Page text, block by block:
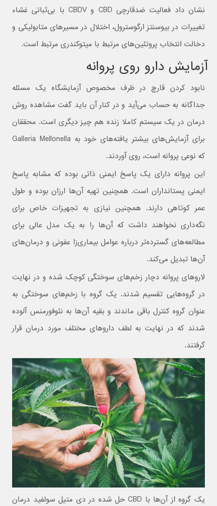
نشان داد فعالیت ضدقارچی CBD و CBDV با بی‌ثباتی غشاء
تغییرات در بیوسنتز ارگوسترول، اختلال در مسیرهای متابولیکی و
دخالت انتخاب پروتئین‌های مرتبط با میتوکندری مرتبط است.
آزمایش دارو روی پروانه
نابود کردن قارچ در ظرف مخصوص آزمایشگاه یک مسئله
جداگانه به حساب می‌آید و در کنار آن باید گفت مشاهده روش
درمان در یک سیستم کاملا زنده هم چیز دیگری است. محققان
برای آزمایش‌های بیشتر یافته‌های خود به Galleria Mellonella
که نوعی پروانه است، روی آوردند.
این پروانه دارای یک پاسخ ایمنی ذاتی بوده که مشابه پاسخ
ایمنی پستانداران است. همچنین تهیه آن‌ها ارزان بوده و طول
عمر کوتاهی دارند. همچنین نیازی به تجهیزات خاص برای
نگه‌داری نخواهند داشت که آن‌ها را به یک مدل عالی برای
مطالعه‌های گسترده‌تر درباره عوامل بیماری‌زا عفونی و درمان‌های
آن‌ها تبدیل می‌کند.
لاروهای پروانه دچار زخم‌های سوختگی کوچک شده و در نهایت
در گروه‌هایی تقسیم شدند. یک گروه با زخم‌های سوختگی به
عنوان گروه کنترل باقی ماندند و بقیه آن‌ها به نئوفورمنس آلوده
شدند که در نهایت به لطف داروهای مختلف مورد درمان قرار
گرفتند.
یک گروه از آن‌ها با CBD حل شده در دی متیل سولفید درمان